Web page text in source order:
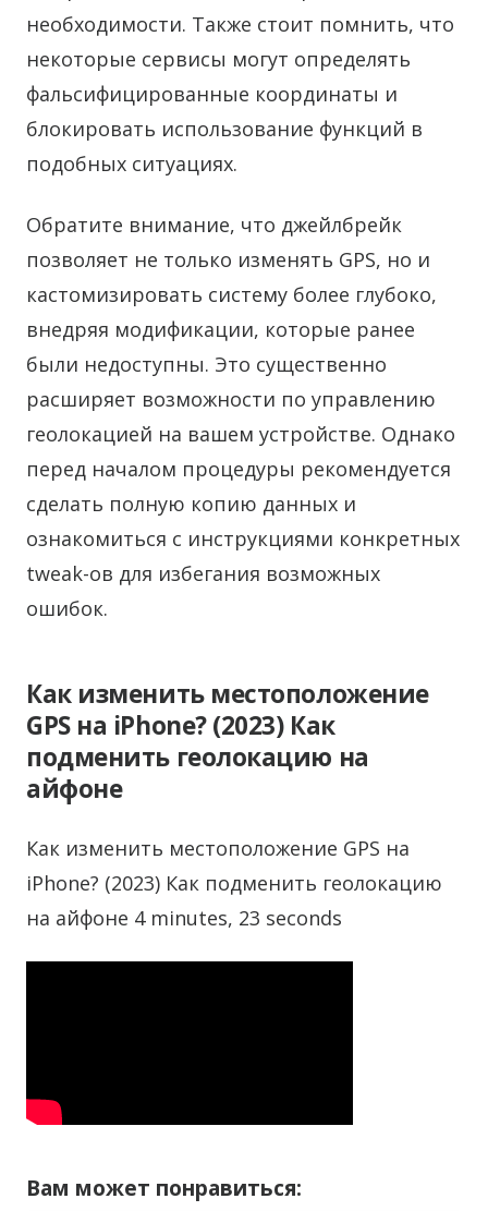
необходимости. Также стоит помнить, что
некоторые сервисы могут определять
фальсифицированные координаты и
блокировать использование функций в
подобных ситуациях.
Обратите внимание, что джейлбрейк
позволяет не только изменять GPS, но и
кастомизировать систему более глубоко,
внедряя модификации, которые ранее
были недоступны. Это существенно
расширяет возможности по управлению
геолокацией на вашем устройстве. Однако
перед началом процедуры рекомендуется
сделать полную копию данных и
ознакомиться с инструкциями конкретных
tweak-ов для избегания возможных
ошибок.
Как изменить местоположение
GPS на iPhone? (2023) Как
подменить геолокацию на
айфоне
Как изменить местоположение GPS на
iPhone? (2023) Как подменить геолокацию
на айфоне 4 minutes, 23 seconds
Вам может понравиться: